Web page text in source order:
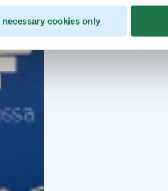
necessary cookies only